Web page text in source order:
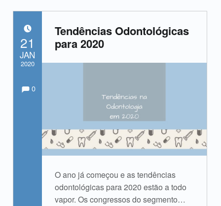
Tendências Odontológicas
para 2020
O ano já começou e as tendências
odontológicas para 2020 estão a todo
vapor. Os congressos do segmento…
POSTADO EM:
21
JAN
2020
Escrito por: 0